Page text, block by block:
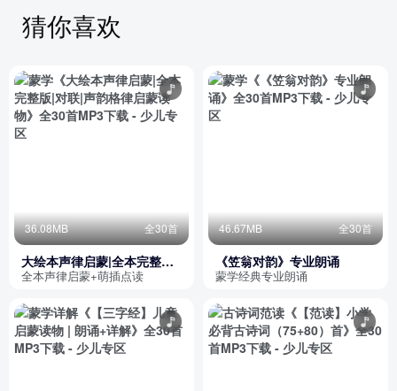
猜你喜欢
36.08MB 全30首
大绘本声律启蒙|全本完整版|
对联|声韵格律启蒙读物
全本声律启蒙+萌插点读
46.67MB 全30首
《笠翁对韵》专业朗诵
蒙学经典专业朗诵